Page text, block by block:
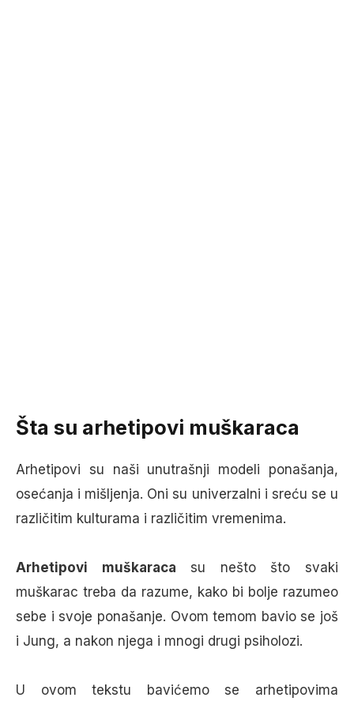
Šta su arhetipovi muškaraca
Arhetipovi su naši unutrašnji modeli ponašanja,
osećanja i mišljenja. Oni su univerzalni i sreću se u
različitim kulturama i različitim vremenima.
Arhetipovi muškaraca su nešto što svaki
muškarac treba da razume, kako bi bolje razumeo
sebe i svoje ponašanje. Ovom temom bavio se još
i Jung, a nakon njega i mnogi drugi psiholozi.
U ovom tekstu bavićemo se arhetipovima